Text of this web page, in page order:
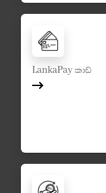
LankaPay කාඩ්